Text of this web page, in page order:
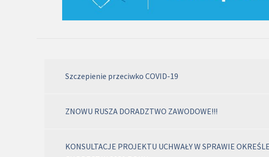
Szczepienie przeciwko COVID-19
ZNOWU RUSZA DORADZTWO ZAWODOWE!!!
KONSULTACJE PROJEKTU UCHWAŁY W SPRAWIE